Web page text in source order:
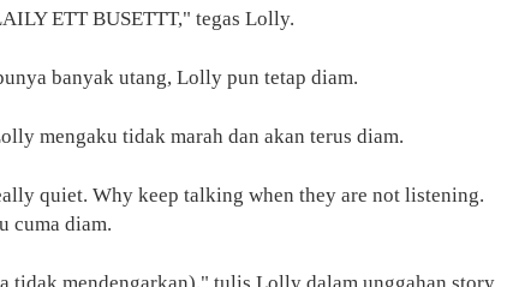
ETT BUSETTT," tegas Lolly.
banyak utang, Lolly pun tetap diam.
mengaku tidak marah dan akan terus diam.
quiet. Why keep talking when they are not listening.
cuma diam.